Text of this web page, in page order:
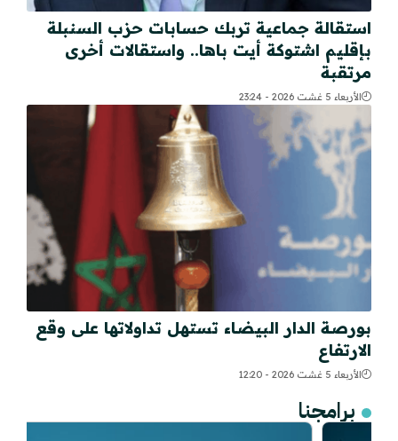
استقالة جماعية تربك حسابات حزب السنبلة
بإقليم اشتوكة أيت باها.. واستقالات أخرى
مرتقبة
الأربعاء 5 غشت 2026 - 23:24
بورصة الدار البيضاء تستهل تداولاتها على وقع
الارتفاع
الأربعاء 5 غشت 2026 - 12:20
برامجنا